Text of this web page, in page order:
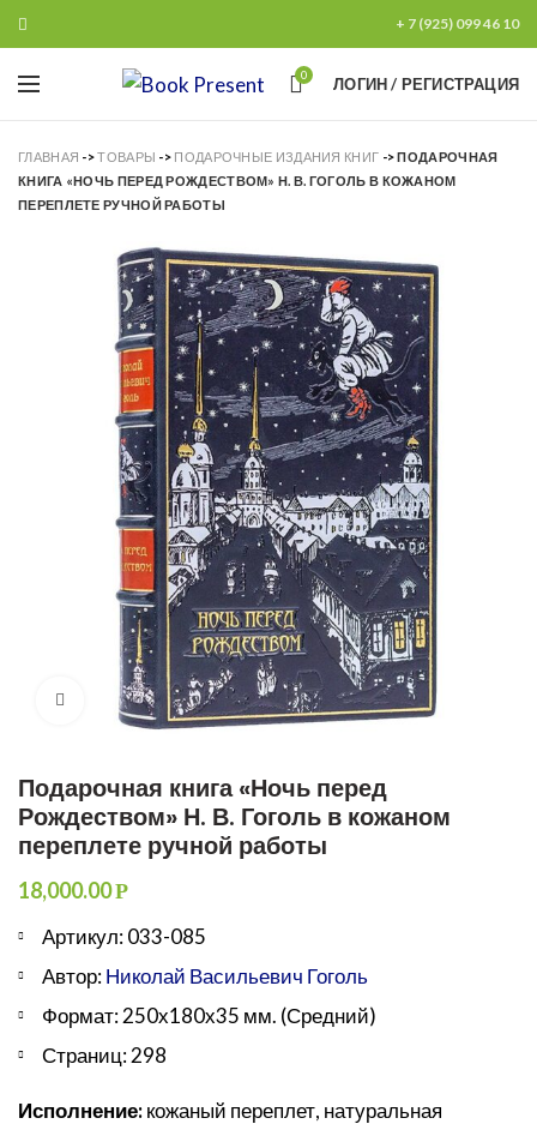
+ 7 (925) 099 46 10
0 ЛОГИН / РЕГИСТРАЦИЯ
ГЛАВНАЯ ->ТОВАРЫ -> ПОДАРОЧНЫЕ ИЗДАНИЯ КНИГ ->ПОДАРОЧНАЯ
КНИГА «НОЧЬ ПЕРЕД РОЖДЕСТВОМ» Н. В. ГОГОЛЬ В КОЖАНОМ
ПЕРЕПЛЕТЕ РУЧНОЙ РАБОТЫ
Увеличить
Подарочная книга «Ночь перед
Рождеством» Н. В. Гоголь в кожаном
переплете ручной работы
18,000.00Р
Артикул: 033-085
Автор:Николай Васильевич Гоголь
Формат: 250х180х35 мм. (Средний)
Страниц: 298
Исполнение:кожаный переплет, натуральная